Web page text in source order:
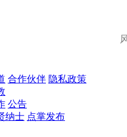
合作伙伴 隐私政策
公告
纳士 点掌发布